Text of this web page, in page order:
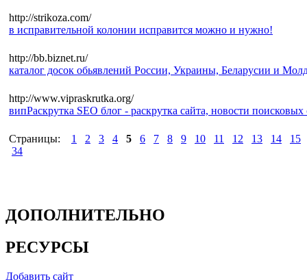
http://strikoza.com/
в исправительной колонии исправится можно и нужно!
http://bb.biznet.ru/
каталог досок обьявлений России, Украины, Беларусии и
http://www.vipraskrutka.org/
випРаскрутка SEO блог - раскрутка сайта, новости поисковых
Страницы: 1 2 3 4 5 6 7 8 9 10 11 12 13 14
15
34
ДОПОЛНИТЕЛЬНО
РЕСУРСЫ
Добавить сайт